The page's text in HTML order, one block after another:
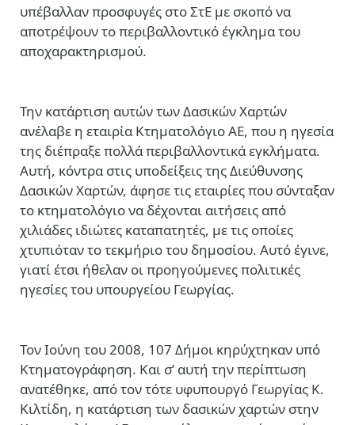
υπέβαλλαν προσφυγές στο ΣτΕ με σκοπό να
αποτρέψουν το περιβαλλοντικό έγκλημα του
αποχαρακτηρισμού.
Την κατάρτιση αυτών των Δασικών Χαρτών
ανέλαβε η εταιρία Κτηματολόγιο ΑΕ, που η ηγεσία
της διέπραξε πολλά περιβαλλοντικά εγκλήματα.
Αυτή, κόντρα στις υποδείξεις της Διεύθυνσης
Δασικών Χαρτών, άφησε τις εταιρίες που σύνταξαν
το κτηματολόγιο να δέχονται αιτήσεις από
χιλιάδες ιδιώτες καταπατητές, με τις οποίες
χτυπιόταν το τεκμήριο του δημοσίου. Αυτό έγινε,
γιατί έτσι ήθελαν οι προηγούμενες πολιτικές
ηγεσίες του υπουργείου Γεωργίας.
Τον Ιούνη του 2008, 107 Δήμοι κηρύχτηκαν υπό
Κτηματογράφηση. Και σ’ αυτή την περίπτωση
ανατέθηκε, από τον τότε υφυπουργό Γεωργίας Κ.
Κιλτίδη, η κατάρτιση των δασικών χαρτών στην